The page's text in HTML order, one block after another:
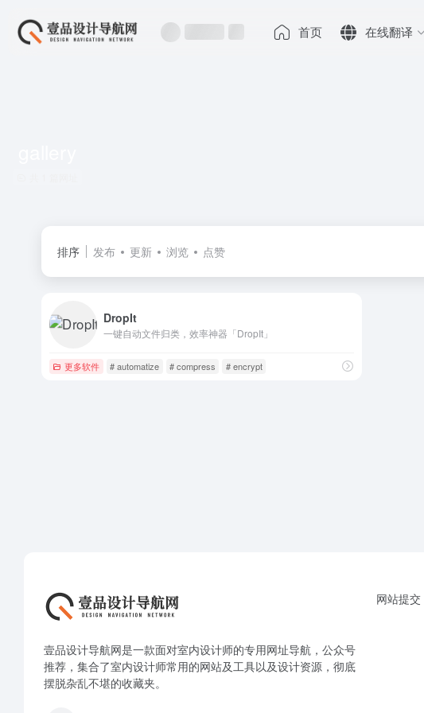
首页 在线翻译
排序 发布 更新 浏览 点赞
DropIt
一键自动文件归类，效率神器「DropIt」
更多软件 # automatize # compress # encrypt
壹品设计导航网是一款面对室内设计师的专用网址导航，公众号
推荐，集合了室内设计师常用的网站及工具以及设计资源，彻底
摆脱杂乱不堪的收藏夹。
网站提交